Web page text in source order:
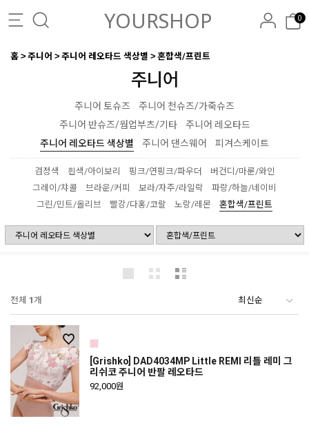
YOURSHOP 0
홈 주니어 주니어 레오타드 색상별 혼합색/프린트
주니어
주니어 토슈즈
주니어 천슈즈/가죽슈즈
주니어 반슈즈/웜업부츠/기타 주니어 레오타드
주니어 레오타드 색상별
주니어 댄스웨어 피겨스케이트
검정색 흰색/아이보리 핑크/연핑크/파우더
버건디/마룬/와인
그레이/챠콜
브라운/커피 보라/자주/라일락
파랑/하늘/네이비
그린/민트/올리브
빨강/다홍/코랄 노랑/레몬 혼합색/프린트
전체 1개
[Grishko] DAD4034MP Little REMI 리틀 레미 그
리쉬코 주니어 반팔 레오타드
92,000원